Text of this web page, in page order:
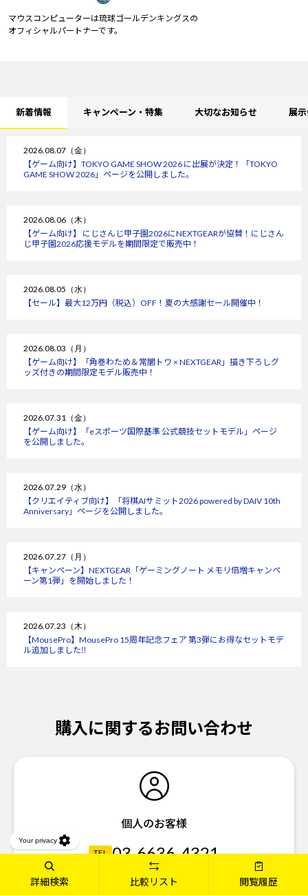
詳細検索 比較リスト 閲覧履歴
マウスコンピューターは琉球ゴールデンキングスの
オフィシャルパートナーです。
新着情報 キャンペーン・特集 大切なお知らせ 展
2026.08.07（金）
【ゲーム向け】TOKYO GAME SHOW 2026 に出展が決定！「TOKYO
GAME SHOW 2026」ページを公開しました。
2026.08.06（木）
【ゲーム向け】 にじさんじ甲子園2026にNEXTGEARが協賛！にじさん
じ甲子園2026応援モデルを期間限定で販売中！
2026.08.05（水）
【セール】最大12万円（税込）OFF！夏の大感謝セール開催中！
2026.08.03（月）
【ゲーム向け】「角巻わため＆常闇トワ × NEXTGEAR」描き下ろしグ
ッズ付きの期間限定モデル販売中！
2026.07.31（金）
【ゲーム向け】「eスポーツ国際基準 公式競技セットモデル」ページ
を公開しました。
2026.07.29（水）
【クリエイティブ向け】「将棋AIサミット2026 powered by DAIV 10th
Anniversary」ページを公開しました。
2026.07.27（月）
【キャンペーン】NEXTGEAR「ゲーミングノート メモリ倍増キャンペ
ーン第1弾」を開始しました！
2026.07.23（木）
【MousePro】MousePro 15周年記念フェア 第3弾にお得なセットモデ
ル追加しました‼
購入に関するお問い合わせ
個人のお客様
TEL 03-6636-4321
03-6636-4340